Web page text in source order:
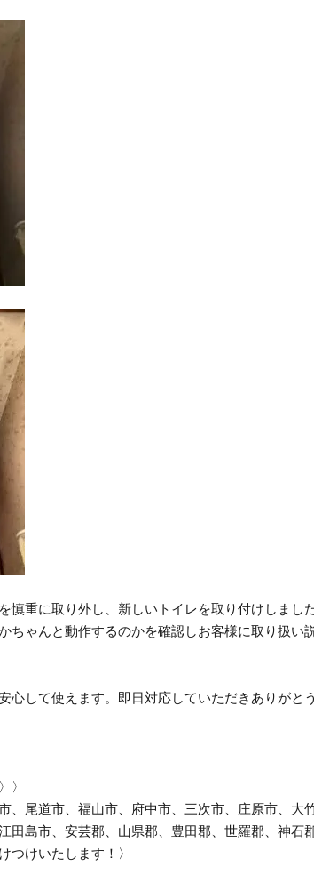
慎重に取り外し、新しいトイレを取り付けしました
ちゃんと動作するのかを確認しお客様に取り扱い
心して使えます。即日対応していただきありがと
〉
、尾道市、福山市、府中市、三次市、庄原市、大
田島市、安芸郡、山県郡、豊田郡、世羅郡、神石
つけいたします！〉